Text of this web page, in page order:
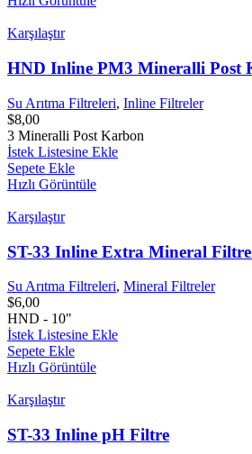
Karşılaştır
HND Inline PM3 Mineralli Post
Su Arıtma Filtreleri, Inline Filtreler
$8,00
3 Mineralli Post Karbon
İstek Listesine Ekle
Sepete Ekle
Hızlı Görüntüle
Karşılaştır
ST-33 Inline Extra Mineral Filtre
Su Arıtma Filtreleri, Mineral Filtreler
$6,00
HND - 10"
İstek Listesine Ekle
Sepete Ekle
Hızlı Görüntüle
Karşılaştır
ST-33 Inline pH Filtre